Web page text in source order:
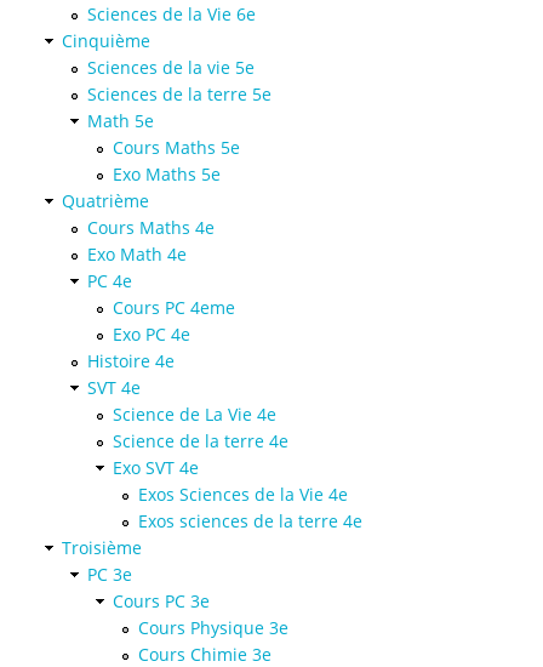
Sciences de la Vie 6e
Cinquième
Sciences de la vie 5e
Sciences de la terre 5e
Math 5e
Cours Maths 5e
Exo Maths 5e
Quatrième
Cours Maths 4e
Exo Math 4e
PC 4e
Cours PC 4eme
Exo PC 4e
Histoire 4e
SVT 4e
Science de La Vie 4e
Science de la terre 4e
Exo SVT 4e
Exos Sciences de la Vie 4e
Exos sciences de la terre 4e
Troisième
PC 3e
Cours PC 3e
Cours Physique 3e
Cours Chimie 3e